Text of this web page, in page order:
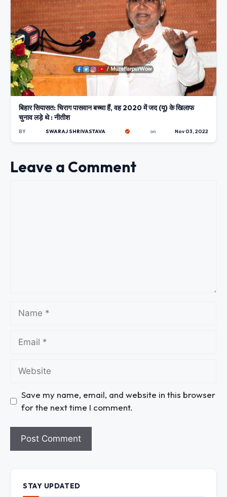
बिहार सियासत: चिराग पासवान बच्चा हैं, वह 2020 में जद (यू) के खिलाफ
चुनाव लड़े थे : नीतीश
BY SWARAJ SHRIVASTAVA on Nov 03, 2022
Leave a Comment
Save my name, email, and website in this browser
for the next time I comment.
STAY UPDATED